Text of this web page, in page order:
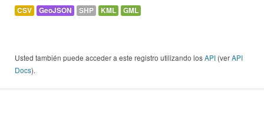
CSV GeoJSON SHP KML GML
Usted también puede acceder a este registro utilizando losAPI (verAPI
Docs).